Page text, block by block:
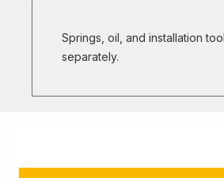
Springs, oil, and installation
separately.